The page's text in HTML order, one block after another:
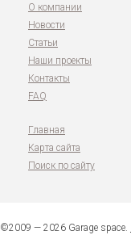
О компании
Новости
Статьи
Наши проекты
Контакты
FAQ
Главная
Карта сайта
Поиск по сайту
©2009 — 2026 Garage space.